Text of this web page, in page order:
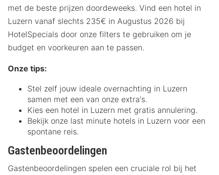
met de beste prijzen doordeweeks. Vind een hotel in
Luzern vanaf slechts 235€ in Augustus 2026 bij
HotelSpecials door onze filters te gebruiken om je
budget en voorkeuren aan te passen.
Onze tips:
Stel zelf jouw ideale overnachting in Luzern
samen met een van onze extra's.
Kies een hotel in Luzern met gratis annulering.
Bekijk onze last minute hotels in Luzern voor een
spontane reis.
Gastenbeoordelingen
Gastenbeoordelingen spelen een cruciale rol bij het